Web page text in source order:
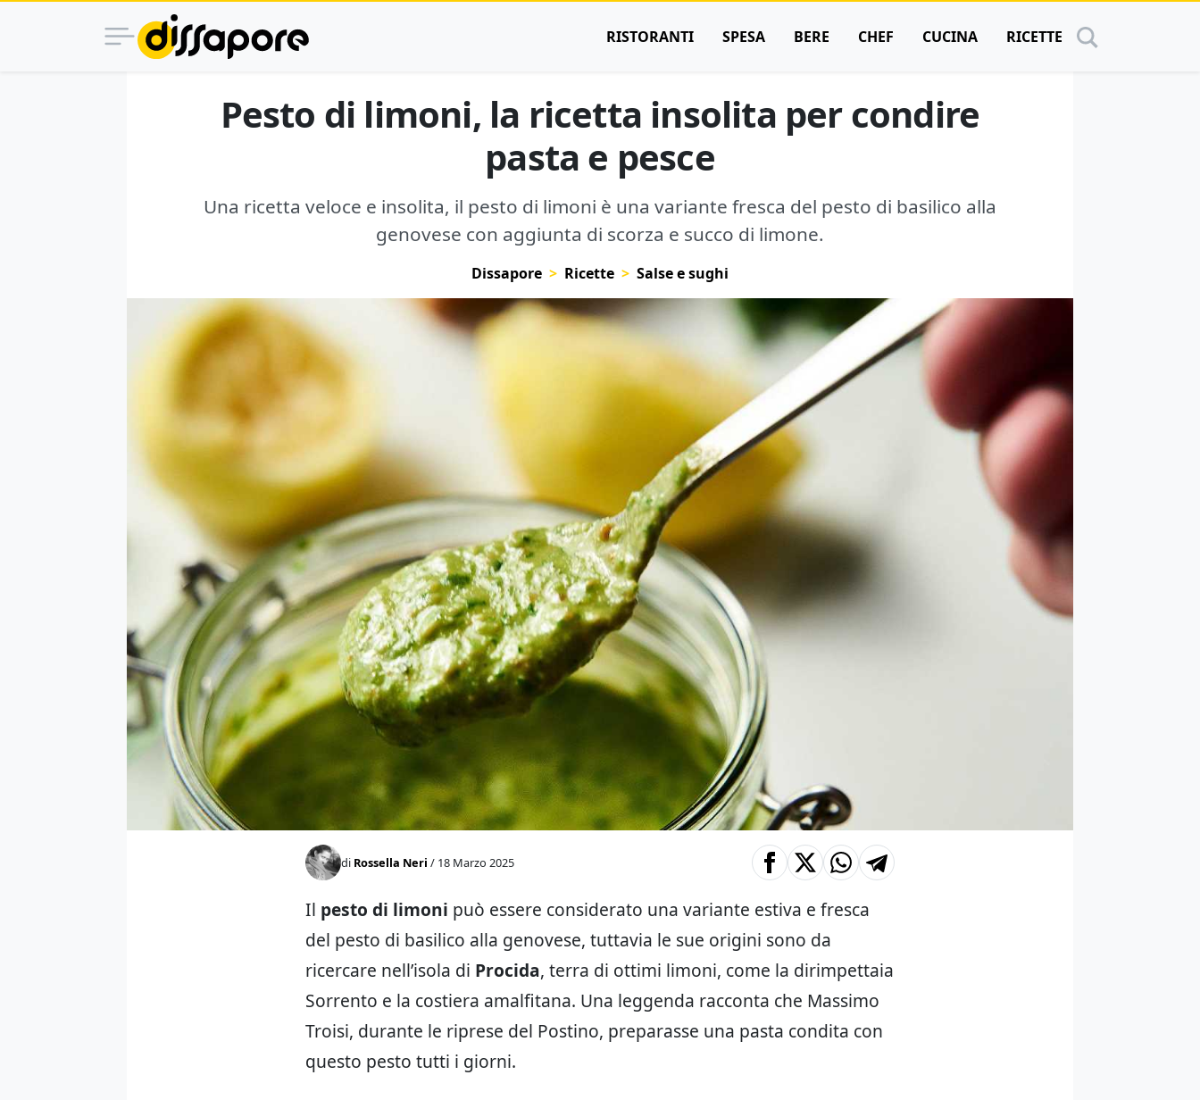
RISTORANTI SPESA BERE CHEF CUCINA RICETTE
Pesto di limoni, la ricetta insolita per condire
pasta e pesce
Una ricetta veloce e insolita, il pesto di limoni è una variante fresca del pesto di basilico alla
genovese con aggiunta di scorza e succo di limone.
Dissapore Ricette Salse e sughi
di Rossella Neri / 18 Marzo 2025
Il pesto di limoni può essere considerato una variante estiva e fresca
del pesto di basilico alla genovese, tuttavia le sue origini sono da
ricercare nell’isola di Procida, terra di ottimi limoni, come la dirimpettaia
Sorrento e la costiera amalfitana. Una leggenda racconta che Massimo
Troisi, durante le riprese del Postino, preparasse una pasta condita con
questo pesto tutti i giorni.